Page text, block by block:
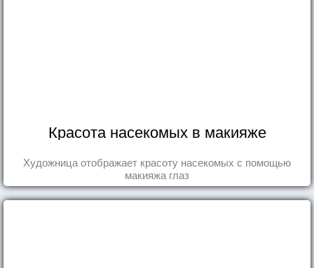
Красота насекомых в макияже
Художница отображает красоту насекомых с помощью
макияжа глаз